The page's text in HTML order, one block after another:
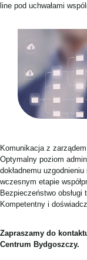
line pod uchwałami
Komunikacja z
Optymalny poziom
dokładnemu
wczesnym etapie
Bezpieczeństwo obsługi
Kompetentny i
Zapraszamy do
Centrum Bydgoszczy.